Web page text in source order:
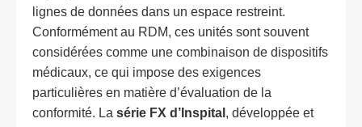
lignes de données dans un espace restreint.
Conformément au RDM, ces unités sont souvent
considérées comme une combinaison de dispositifs
médicaux, ce qui impose des exigences
particulières en matière d’évaluation de la
conformité. La série FX d’Inspital , développée et